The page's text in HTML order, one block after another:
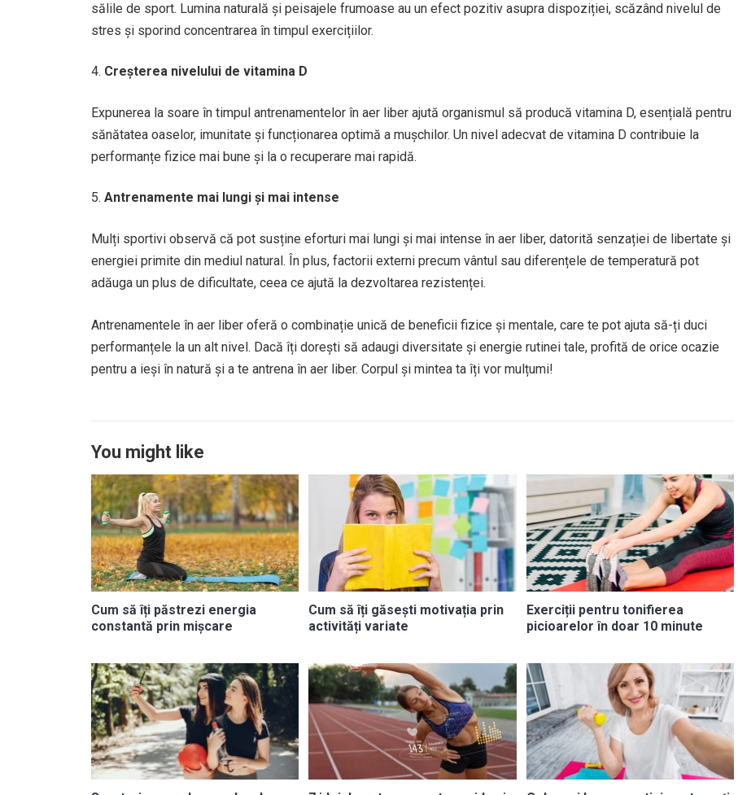
sălile de sport. Lumina naturală și peisajele frumoase au un efect pozitiv asupra dispoziției, scăzând nivelul de
stres și sporind concentrarea în timpul exercițiilor.
Creșterea nivelului de vitamina D
Expunerea la soare în timpul antrenamentelor în aer liber ajută organismul să producă vitamina D, esențială pentru
sănătatea oaselor, imunitate și funcționarea optimă a mușchilor. Un nivel adecvat de vitamina D contribuie la
performanțe fizice mai bune și la o recuperare mai rapidă.
Antrenamente mai lungi și mai intense
Mulți sportivi observă că pot susține eforturi mai lungi și mai intense în aer liber, datorită senzației de libertate și
energiei primite din mediul natural. În plus, factorii externi precum vântul sau diferențele de temperatură pot
adăuga un plus de dificultate, ceea ce ajută la dezvoltarea rezistenței.
Antrenamentele în aer liber oferă o combinație unică de beneficii fizice și mentale, care te pot ajuta să-ți duci
performanțele la un alt nivel. Dacă îți dorești să adaugi diversitate și energie rutinei tale, profită de orice ocazie
pentru a ieși în natură și a te antrena în aer liber. Corpul și mintea ta îți vor mulțumi!
You might like
Cum să îți păstrezi energia
constantă prin mișcare
Cum să îți găsești motivația prin
activități variate
Exerciții pentru tonifierea
picioarelor în doar 10 minute